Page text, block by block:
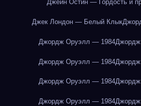
Джейн Остин — Гордость и
Джек Лондон — Белый Клык
Джордж Оруэлл — 1984
Джордж Оруэлл — 1984
Джордж Оруэлл — 1984
Джордж Оруэлл — 1984